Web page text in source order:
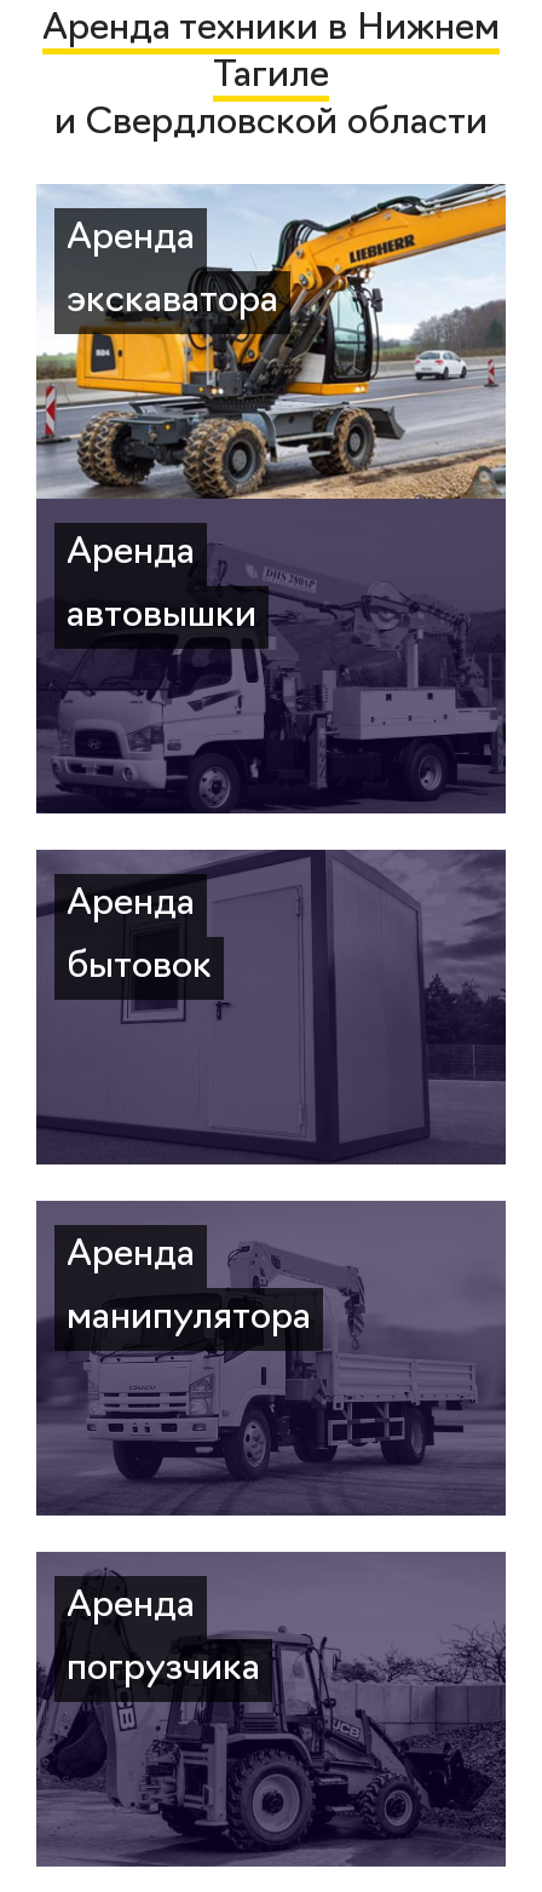
Аренда техники в Нижнем
Тагиле
и Свердловской области
Аренда
экскаватора
Аренда
автовышки
Аренда
бытовок
Аренда
манипулятора
Аренда
погрузчика